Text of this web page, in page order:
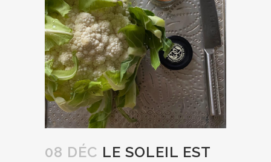
08 DÉC LE SOLEIL EST